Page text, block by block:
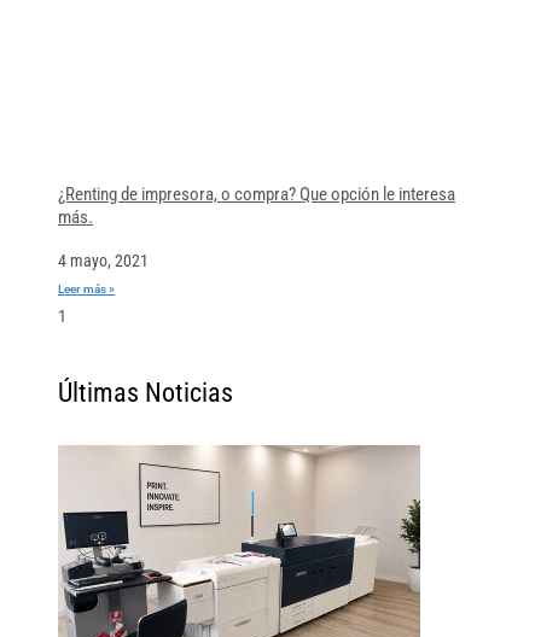
¿Renting de impresora, o compra? Que opción le interesa
más.
4 mayo, 2021
Leer más »
Últimas Noticias